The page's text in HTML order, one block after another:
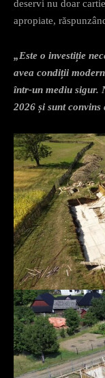
deservi nu doar
apropiate,
„Este o investiție
avea condiții
într-un mediu sigur.
2026 și sunt convins